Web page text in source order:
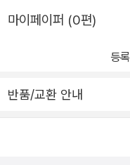
답변들은 근데 좀... 그걸 그
임ㅋㅋㅋ말하고자 하는 내
단순하게,말하려는 내용을
고 외우기도 2주 안에 절
마이페이퍼 (0편)
등
반품/교환 안내